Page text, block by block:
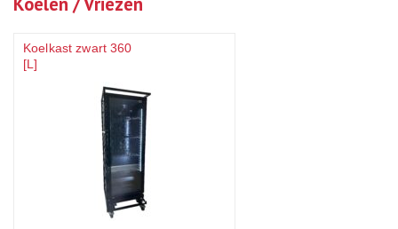
Koelkast zwart 360
[L]